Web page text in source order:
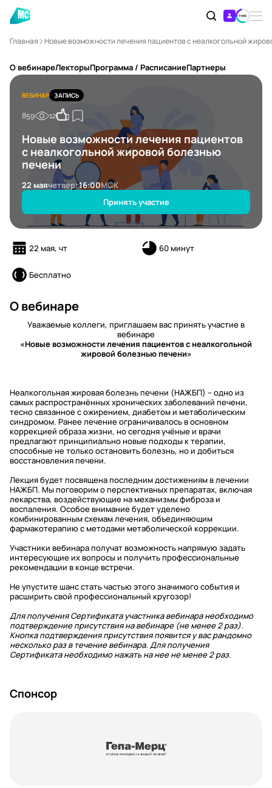
Главная Новые возможности лечения пациентов с неалкогольной
О вебинареЛекторыПрограмма / РасписаниеПартнеры
ВЕБИНАР ЗАПИСЬ
859 12
Новые возможности лечения пациентов
с неалкогольной жировой болезнью
печени
22 маячетверг16:00МСК
Принять участие
22 мая, чт 60 минут
Бесплатно
О вебинаре
Уважаемые коллеги, приглашаем вас принять участие в
вебинаре
«Новые возможности лечения пациентов с неалкогольной
жировой болезнью печени»
Неалкогольная жировая болезнь печени (НАЖБП) – одно из
самых распространённых хронических заболеваний печени,
тесно связанное с ожирением, диабетом и метаболическим
синдромом. Ранее лечение ограничивалось в основном
коррекцией образа жизни, но сегодня учёные и врачи
предлагают принципиально новые подходы к терапии,
способные не только остановить болезнь, но и добиться
восстановления печени.
Лекция будет посвящена последним достижениям в лечении
НАЖБП. Мы поговорим о перспективных препаратах, включая
лекарства, воздействующие на механизмы фиброза и
воспаления. Особое внимание будет уделено
комбинированным схемам лечения, объединяющим
фармакотерапию с методами метаболической коррекции.
Участники вебинара получат возможность напрямую задать
интересующие их вопросы и получить профессиональные
рекомендации в конце встречи.
Не упустите шанс стать частью этого значимого события и
расширить свой профессиональный кругозор!
Для получения Сертификата участника вебинара необходимо
подтверждение присутствия на вебинаре (не менее 2 раз).
Кнопка подтверждения присутствия появится у вас рандомно
несколько раз в течение вебинара. Для получения
Сертификата необходимо нажать на нее не менее 2 раз.
Спонсор